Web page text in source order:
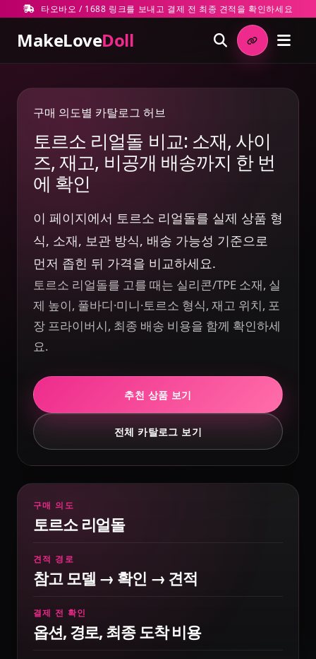
타오바오 / 1688 링크를 보내고 결제 전 최종 견적을 확인하세요
MakeLoveDoll
구매 의도별 카탈로그 허브
토르소 리얼돌 비교: 소재, 사이
즈, 재고, 비공개 배송까지 한 번
에 확인
이 페이지에서 토르소 리얼돌를 실제 상품 형
식, 소재, 보관 방식, 배송 가능성 기준으로
먼저 좁힌 뒤 가격을 비교하세요.
토르소 리얼돌를 고를 때는 실리콘/TPE 소재, 실
제 높이, 풀바디·미니·토르소 형식, 재고 위치, 포
장 프라이버시, 최종 배송 비용을 함께 확인하세
요.
추천 상품 보기
전체 카탈로그 보기
구매 의도
토르소 리얼돌
견적 경로
참고 모델 → 확인 → 견적
결제 전 확인
옵션, 경로, 최종 도착 비용